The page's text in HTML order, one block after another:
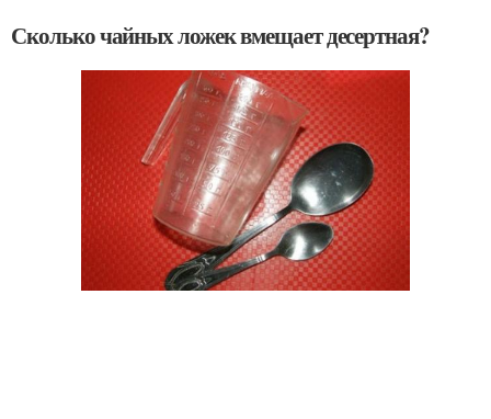
Сколько чайных ложек вмещает десертная?